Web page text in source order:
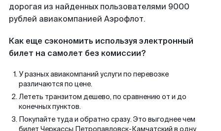
дорогая из найденных пользователями 9000
рублей авиакомпанией Аэрофлот.
Как еще сэкономить используя электронный
билет на самолет без комиссии?
У разных авиакомпаний услуги по перевозке
различаются по цене.
Лететь транзитом дешево, по сравнению от и до
конечных пунктов.
Покупайте туда и обратно сразу. Это выгоднее чем
билет Черкассы Петропавловск-Камчатский в одну